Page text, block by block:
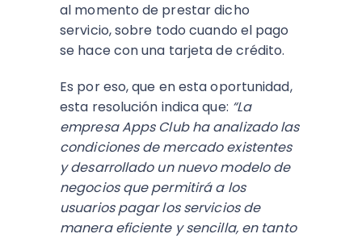
al momento de prestar dicho
servicio, sobre todo cuando el pago
se hace con una tarjeta de crédito.
Es por eso, que en esta oportunidad,
esta resolución indica que: “La
empresa Apps Club ha analizado las
condiciones de mercado existentes
y desarrollado un nuevo modelo de
negocios que permitirá a los
usuarios pagar los servicios de
manera eficiente y sencilla, en tanto